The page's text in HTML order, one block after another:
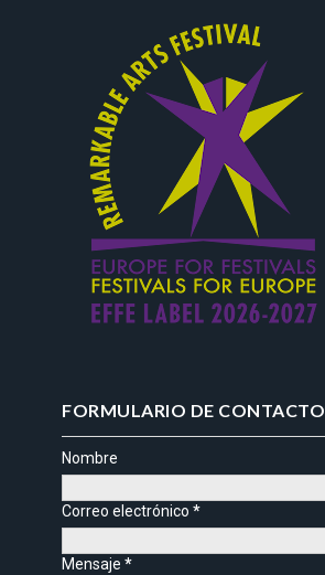
FORMULARIO DE CONTACTO
Nombre
Correo electrónico*
Mensaje*